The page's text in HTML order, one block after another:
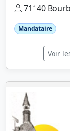
71140
Mandataire
Voir